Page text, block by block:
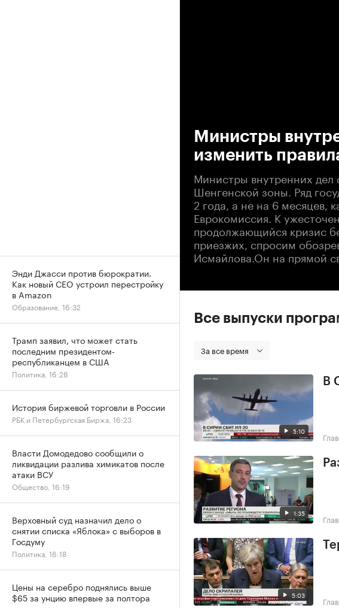
Министры
изменить
Министры внутренних дел
Шенгенской зоны. Ряд
2 года, а не на 6 месяцев,
Еврокомиссия. К
продолжающийся кризис
приезжих, спросим
Исмайлова.Он на прямой
Все выпуски
За все время
5:10
В
1:35
5:03
Энди Джасси против бюрократии.
Как новый CEO устроил перестройку
в Amazon
Образование, 16:32
Трамп заявил, что может стать
последним президентом-
республиканцем в США
Политика, 16:28
История биржевой торговли в России
РБК и Петербургская Биржа, 16:23
Власти Домодедово сообщили о
ликвидации разлива химикатов после
атаки ВСУ
Общество, 16:19
Верховный суд назначил дело о
снятии списка «Яблока» с выборов в
Госдуму
Политика, 16:18
Цены на серебро поднялись выше
$65 за унцию впервые за полтора